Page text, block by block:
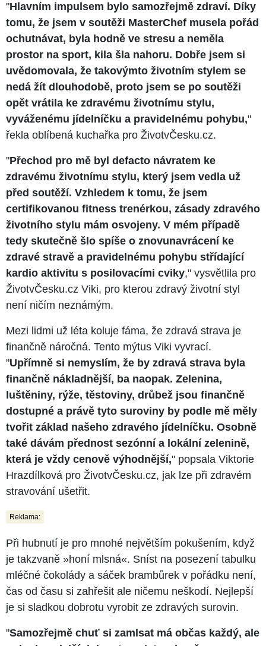
"Hlavním impulsem bylo samozřejmě zdraví. Díky
tomu, že jsem v soutěži MasterChef musela pořád
ochutnávat, byla hodně ve stresu a neměla
prostor na sport, kila šla nahoru. Dobře jsem si
uvědomovala, že takovýmto životním stylem se
nedá žít dlouhodobě, proto jsem se po soutěži
opět vrátila ke zdravému životnímu stylu,
vyváženému jídelníčku a pravidelnému pohybu,"
řekla oblíbená kuchařka pro ŽivotvČesku.cz.
"Přechod pro mě byl defacto návratem ke
zdravému životnímu stylu, který jsem vedla už
před soutěží. Vzhledem k tomu, že jsem
certifikovanou fitness trenérkou, zásady zdravého
životního stylu mám osvojeny. V mém případě
tedy skutečně šlo spíše o znovunavrácení ke
zdravé stravě a pravidelnému pohybu střídající
kardio aktivitu s posilovacími cviky," vysvětlila pro
ŽivotvČesku.cz Viki, pro kterou zdravý životní styl
není ničím neznámým.
Mezi lidmi už léta koluje fáma, že zdravá strava je
finančně náročná. Tento mýtus Viki vyvrací.
"Upřímně si nemyslím, že by zdravá strava byla
finančně nákladnější, ba naopak. Zelenina,
luštěniny, rýže, těstoviny, drůbež jsou finančně
dostupné a právě tyto suroviny by podle mě měly
tvořit základ našeho zdravého jídelníčku. Osobně
také dávám přednost sezónní a lokální zelenině,
která je vždy cenově výhodnější," popsala Viktorie
Hrazdílková pro ŽivotvČesku.cz, jak lze při zdravém
stravování ušetřit.
Reklama:
Při hubnutí je pro mnohé největším pokušením, když
je takzvaně »honí mlsná«. Sníst na posezení tabulku
mléčné čokolády a sáček brambůrek v pořádku není,
čas od času si zahřešit ale ničemu neškodí. Nejlepší
je si sladkou dobrotu vyrobit ze zdravých surovin.
"Samozřejmě chuť si zamlsat má občas každý, ale